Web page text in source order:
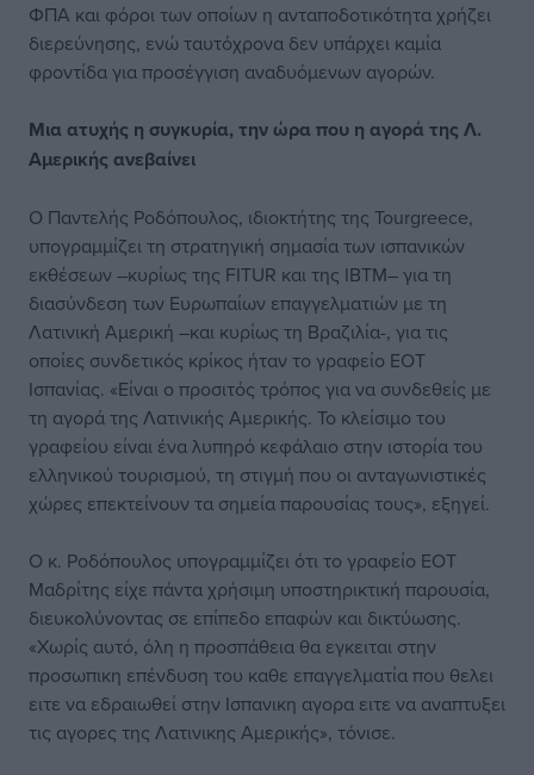
ΦΠΑ και φόροι των οποίων η ανταποδοτικότητα χρήζει
διερεύνησης, ενώ ταυτόχρονα δεν υπάρχει καμία
φροντίδα για προσέγγιση αναδυόμενων αγορών.
Μια ατυχής η συγκυρία, την ώρα που η αγορά της Λ.
Αμερικής ανεβαίνει
Ο Παντελής Ροδόπουλος, ιδιοκτήτης της Tourgreece,
υπογραμμίζει τη στρατηγική σημασία των ισπανικών
εκθέσεων –κυρίως της FITUR και της IBTM– για τη
διασύνδεση των Ευρωπαίων επαγγελματιών με τη
Λατινική Αμερική –και κυρίως τη Βραζιλία-, για τις
οποίες συνδετικός κρίκος ήταν το γραφείο ΕΟΤ
Ισπανίας. «Είναι ο προσιτός τρόπος για να συνδεθείς με
τη αγορά της Λατινικής Αμερικής. Το κλείσιμο του
γραφείου είναι ένα λυπηρό κεφάλαιο στην ιστορία του
ελληνικού τουρισμού, τη στιγμή που οι ανταγωνιστικές
χώρες επεκτείνουν τα σημεία παρουσίας τους», εξηγεί.
Ο κ. Ροδόπουλος υπογραμμίζει ότι το γραφείο ΕΟΤ
Μαδρίτης είχε πάντα χρήσιμη υποστηρικτική παρουσία,
διευκολύνοντας σε επίπεδο επαφών και δικτύωσης.
«Χωρίς αυτό, όλη η προσπάθεια θα εγκειται στην
προσωπικη επένδυση του καθε επαγγελματία που θελει
ειτε να εδραιωθεί στην Ισπανικη αγορα ειτε να αναπτυξει
τις αγορες της Λατινικης Αμερικής», τόνισε.